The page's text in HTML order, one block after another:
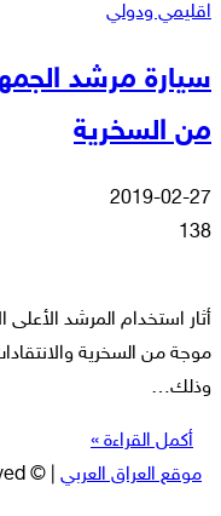
اقليمي ودولي
سيارة مرشد
من السخرية
2019-02-27
138
أثار استخدام المرشد الأعلى
موجة من السخرية
وذلك…
أكمل القراءة »
موقع العراق العربي | © Copyright 2026, All Rights Reserved